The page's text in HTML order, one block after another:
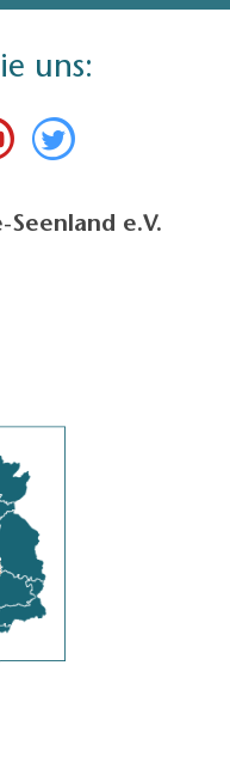
uns:
Seenland e.V.